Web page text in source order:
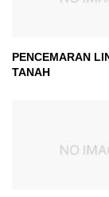
PENCEMARAN
TANAH